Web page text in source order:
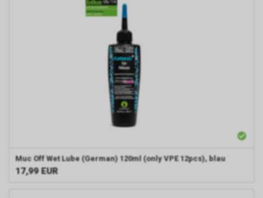
Muc Off Wet Lube (German) 120ml (only VPE 12pcs), blau
17,99 EUR